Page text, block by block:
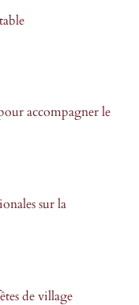
accompagner le
sur la
de village